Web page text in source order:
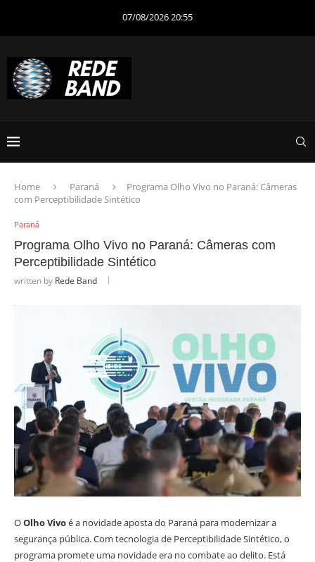
07/08/2026 20:55
Home Paraná
Programa Olho Vivo no Paraná: Câmeras
com Perceptibilidade Sintético
Paraná
Programa Olho Vivo no Paraná: Câmeras com
Perceptibilidade Sintético
written by Rede Band
OOlho Vivoé a novidade aposta do Paraná para modernizar a
segurança pública. Com tecnologia de Perceptibilidade Sintético, o
programa promete uma novidade era no combate ao delito. Está